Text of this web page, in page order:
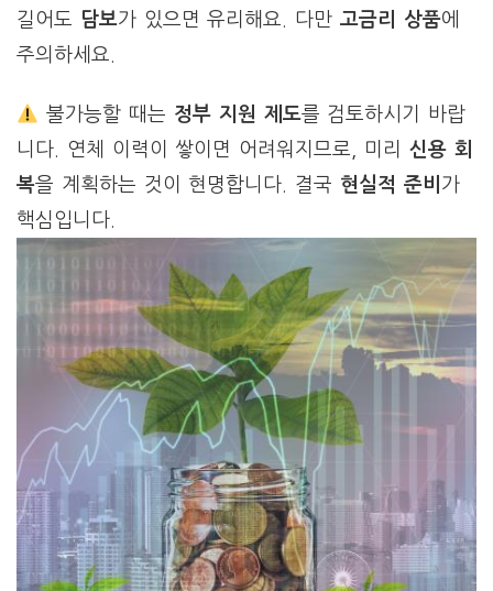
길어도 담보가 있으면 유리해요. 다만고금리 상품에
주의하세요.
불가능할 때는 정부 지원 제도를 검토하시기 바랍
니다. 연체 이력이 쌓이면 어려워지므로, 미리 신용 회
복을 계획하는 것이 현명합니다. 결국 현실적 준비 가
핵심입니다.